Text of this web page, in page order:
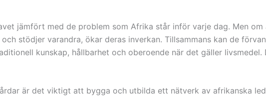
jämfört med de problem som Afrika står inför varje dag. Men
stödjer varandra, ökar deras inverkan. Tillsammans kan de
kunskap, hållbarhet och oberoende när det gäller
är det viktigt att bygga och utbilda ett nätverk av afrikanska